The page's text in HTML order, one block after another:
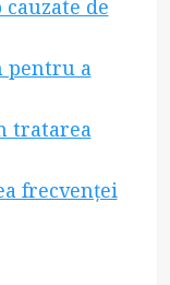
de
pentru a
tratarea
frecvenței